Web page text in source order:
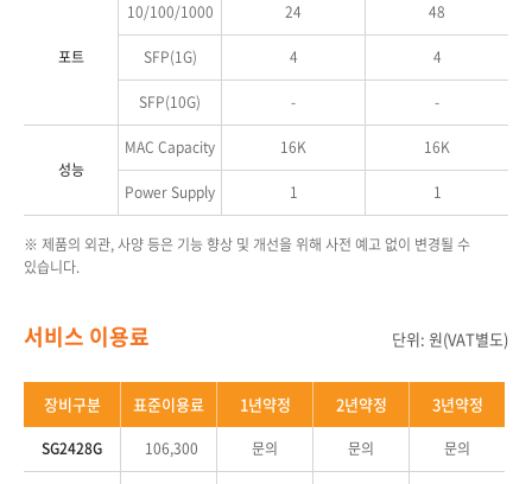
포트
10/100/1000 24 48
SFP(1G) 4 4
SFP(10G) - -
성능
MAC Capacity 16K 16K
Power Supply 1 1
※ 제품의 외관, 사양 등은 기능 향상 및 개선을 위해 사전 예고 없이 변경될 수
있습니다.
서비스 이용료 단위: 원(VAT별도)
장비구분 표준이용료 1년약정 2년약정 3년약정
SG2428G 106,300 문의 문의 문의